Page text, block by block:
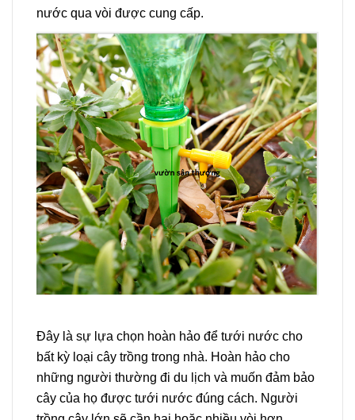
nước qua vòi được cung cấp.
Đây là sự lựa chọn hoàn hảo để tưới nước cho
bất kỳ loại cây trồng trong nhà. Hoàn hảo cho
những người thường đi du lịch và muốn đảm bảo
cây của họ được tưới nước đúng cách. Người